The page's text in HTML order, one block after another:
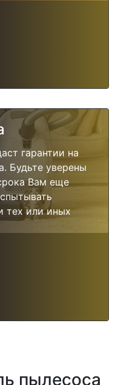
гарантии на
Будьте уверены
Вам еще
тех или иных
пылесоса